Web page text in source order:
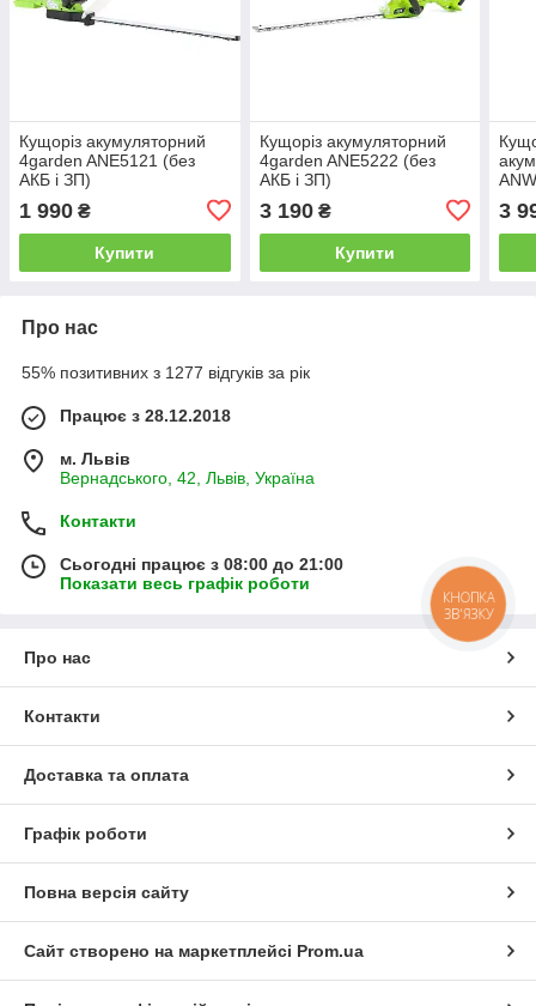
Кущоріз акумуляторний
4garden ANE5121 (без
АКБ і ЗП)
1 990 ₴
Купити
Кущоріз акумуляторний
4garden ANE5222 (без
АКБ і ЗП)
3 190₴
Купити
3
Про нас
55% позитивних з 1277 відгуків за рік
Працює з 28.12.2018
м. Львів
Вернадського, 42, Львів, Україна
Контакти
Сьогодні працює з 08:00 до 21:00
Показати весь графік роботи
Про нас
Контакти
Доставка та оплата
Графік роботи
Повна версія сайту
Сайт створено на маркетплейсі Prom.ua
КНОПКА
ЗВ'ЯЗКУ